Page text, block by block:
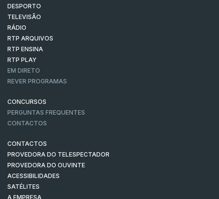
DESPORTO
TELEVISÃO
RÁDIO
RTP ARQUIVOS
RTP ENSINA
RTP PLAY
EM DIRETO
REVER PROGRAMAS
CONCURSOS
PERGUNTAS FREQUENTES
CONTACTOS
CONTACTOS
PROVEDORA DO TELESPECTADOR
PROVEDORA DO OUVINTE
ACESSIBILIDADES
SATÉLITES
A EMPRESA